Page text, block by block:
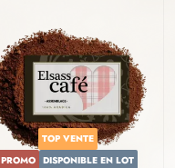
PROMO DISPONIBLE EN LOT
TOP VENTE